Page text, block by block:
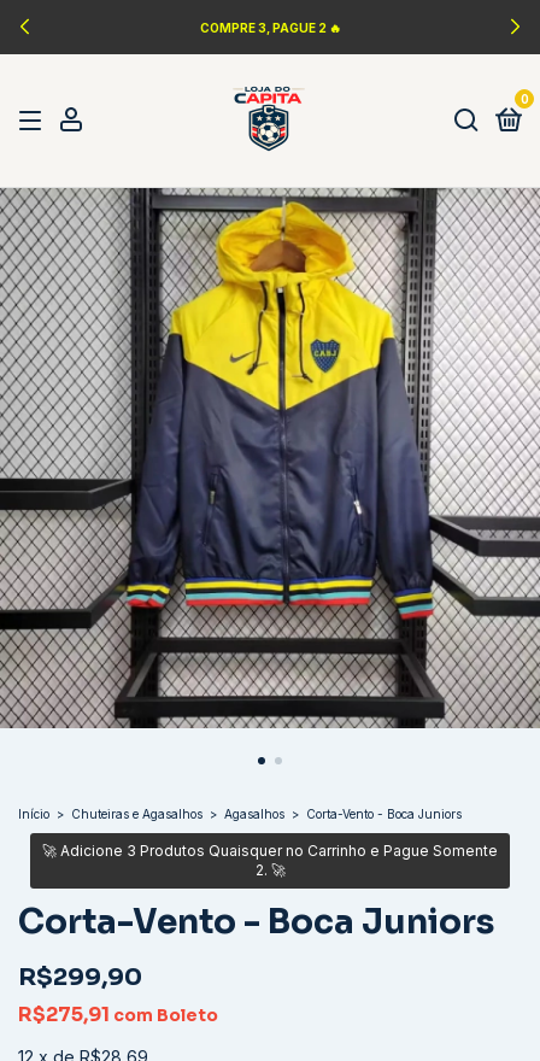
COMPRE 3, PAGUE 2 🔥
0
Início > Chuteiras e Agasalhos > Agasalhos > Corta-Vento - Boca Juniors
Corta-Vento - Boca Juniors
R$299,90
R$275,91 com Boleto
12 x de R$28,69